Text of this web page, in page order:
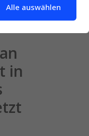
in
Alle auswählen